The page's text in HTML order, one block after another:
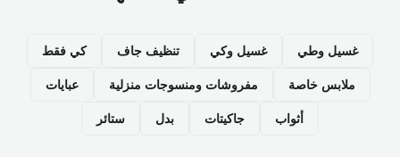
غسيل وطي غسيل وكي تنظيف جاف كي فقط
ملابس خاصة مفروشات ومنسوجات منزلية عبايات
أثواب جاكيتات بدل ستائر